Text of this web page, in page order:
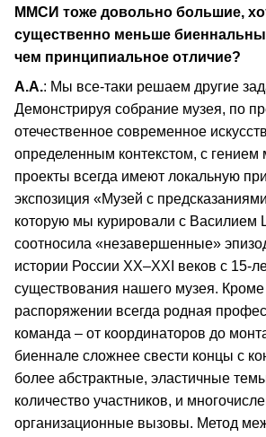
ММСИ тоже довольно большие,
существенно меньше
чем принципиальное отличие?
А.А.: Мы все-таки решаем другие
Демонстрируя собрание музея, по
отечественное современное
определенным контекстом, с гением
проекты всегда имеют локальную
экспозиция «Музей с
которую мы курировали с Василием
соотносила «незавершенные»
истории России XX–XXI веков с 15-
существования нашего музея.
распоряжении всегда родная
команда – от координаторов до
биеннале сложнее свести концы с
более абстрактные, эластичные
количество участников, и
организационные вызовы. Метод